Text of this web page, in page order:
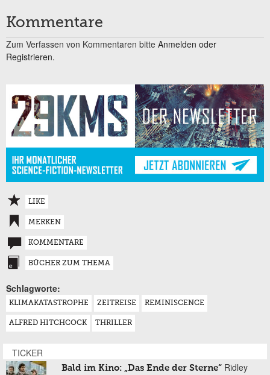
Kommentare
Zum Verfassen von Kommentaren bitte Anmelden oder
Registrieren.
LIKE
MERKEN
KOMMENTARE
BÜCHER ZUM THEMA
Schlagworte:
KLIMAKATASTROPHE ZEITREISE REMINISCENCE
ALFRED HITCHCOCK THRILLER
TICKER
Bald im Kino: „Das Ende der Sterne“ Ridley